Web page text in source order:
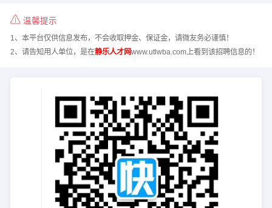
温馨提示
1、本平台仅供信息发布，不会收取押金、保证金，请微友务必谨慎！
2、请告知用人单位，是在静乐人才网www.utlwba.com上看到该招聘信息的！